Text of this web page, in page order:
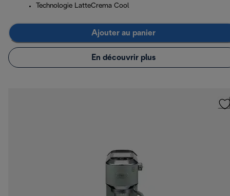
Technologie LatteCrema Cool
Ajouter au panier
En découvrir plus